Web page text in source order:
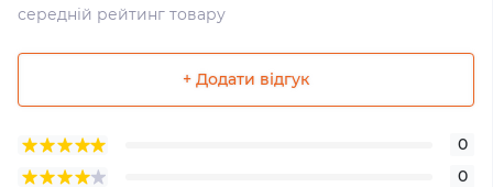
середній рейтинг товару
+ Додати відгук
0
0